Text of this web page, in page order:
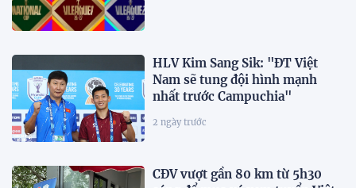
HLV Kim Sang Sik: "ĐT Việt
Nam sẽ tung đội hình mạnh
nhất trước Campuchia"
2 ngày trước
CĐV vượt gần 80 km từ 5h30